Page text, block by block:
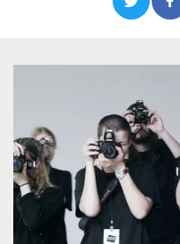
Necessari
indispensabili al
servizi qui presenti non
Nome
cf_clearance